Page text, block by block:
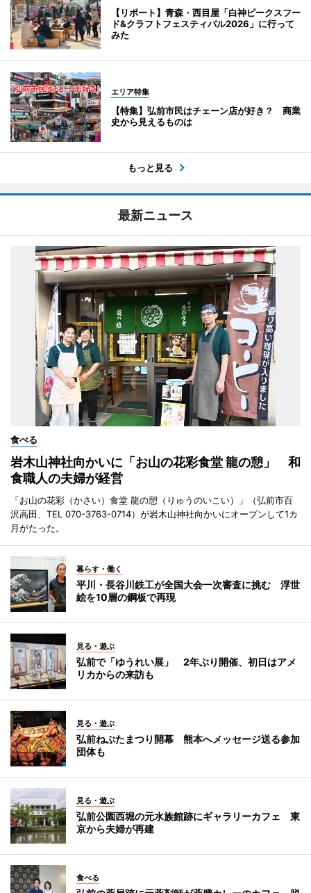
【リポート】青森・西目屋「白神ピークスフー
ド&クラフトフェスティバル2026」に行って
みた
エリア特集
【特集】弘前市民はチェーン店が好き？ 商業
史から見えるものは
もっと見る
最新ニュース
食べる
岩木山神社向かいに「お山の花彩食堂 龍の憩」 和
食職人の夫婦が経営
「お山の花彩（かさい）食堂 龍の憩（りゅうのいこい）」（弘前市百
沢高田、TEL 070-3763-0714）が岩木山神社向かいにオープンして1カ
月がたった。
暮らす・働く
平川・長谷川鉄工が全国大会一次審査に挑む 浮世
絵を10層の鋼板で再現
見る・遊ぶ
弘前で「ゆうれい展」 2年ぶり開催、初日はアメ
リカからの来訪も
見る・遊ぶ
弘前ねぷたまつり開幕 熊本へメッセージ送る参加
団体も
見る・遊ぶ
弘前公園西堀の元水族館跡にギャラリーカフェ 東
京から夫婦が再建
食べる